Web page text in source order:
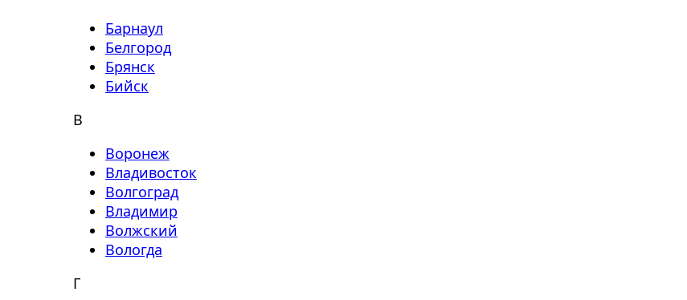
Барнаул
Белгород
Брянск
Бийск
В
Воронеж
Владивосток
Волгоград
Владимир
Волжский
Вологда
Г